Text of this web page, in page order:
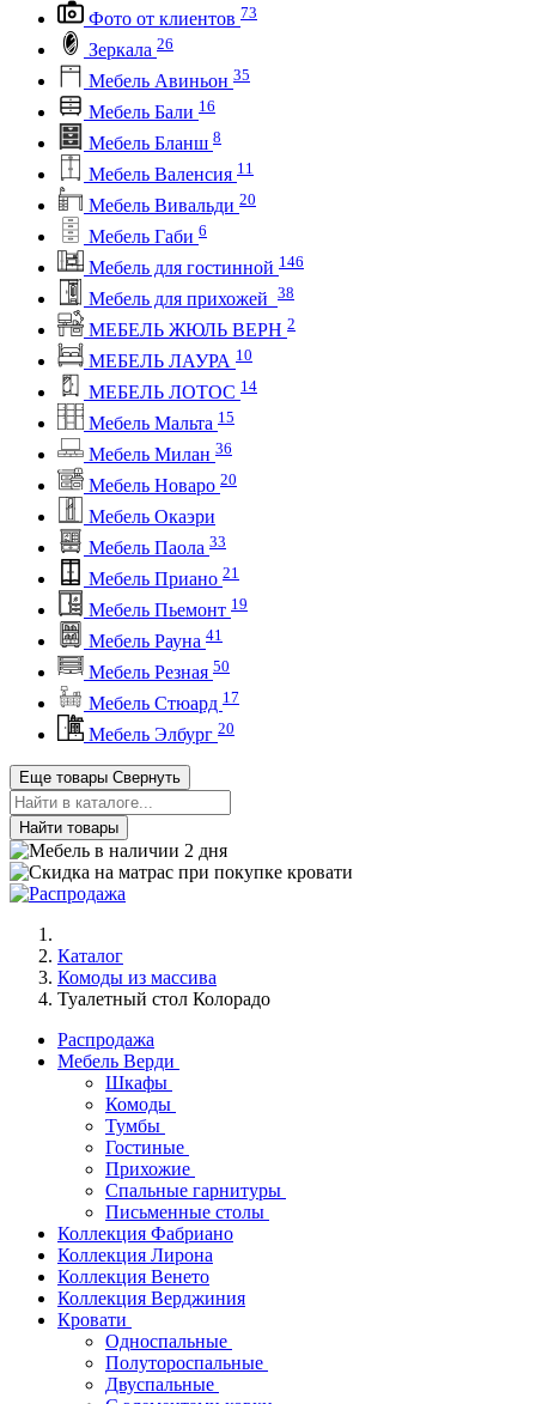
Фото от клиентов 73
Зеркала 26
Мебель Авиньон 35
Мебель Бали 16
Мебель Бланш 8
Мебель Валенсия 11
Мебель Вивальди 20
Мебель Габи 6
Мебель для гостинной 146
Мебель для прихожей 38
МЕБЕЛЬ ЖЮЛЬ ВЕРН 2
МЕБЕЛЬ ЛАУРА 10
МЕБЕЛЬ ЛОТОС 14
Мебель Мальта 15
Мебель Милан 36
Мебель Новаро 20
Мебель Окаэри
Мебель Паола 33
Мебель Приано 21
Мебель Пьемонт 19
Мебель Рауна 41
Мебель Резная 50
Мебель Стюард 17
Мебель Элбург 20
Еще товары Свернуть
Найти товары
Каталог
Комоды из массива
Туалетный стол Колорадо
Распродажа
Мебель Верди
Шкафы
Комоды
Тумбы
Гостиные
Прихожие
Спальные гарнитуры
Письменные столы
Коллекция Фабриано
Коллекция Лирона
Коллекция Венето
Коллекция Верджиния
Кровати
Односпальные
Полутороспальные
Двуспальные